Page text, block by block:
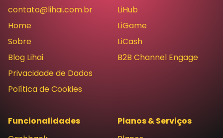
contato@lihai.com.br
Home
Sobre
Blog Lihai
Privacidade de Dados
Política de Cookies
LiHub
LiGame
LiCash
B2B Channel Engage
Funcionalidades
Planos & Serviços